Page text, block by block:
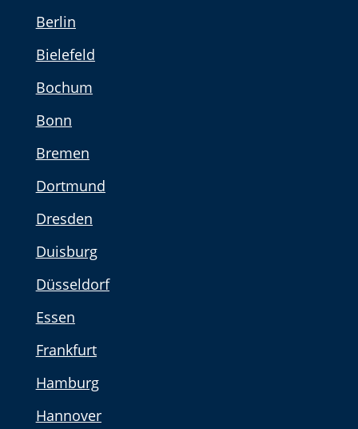
Berlin
Bielefeld
Bochum
Bonn
Bremen
Dortmund
Dresden
Duisburg
Düsseldorf
Essen
Frankfurt
Hamburg
Hannover